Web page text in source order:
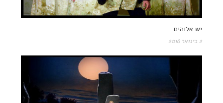
יש אלוהים
2 בינואר 2016